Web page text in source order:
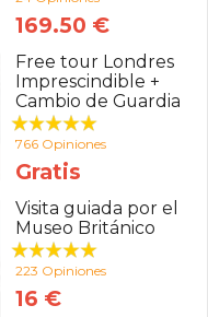
169.50 €
Free tour Londres
Imprescindible +
Cambio de Guardia
766 Opiniones
Gratis
Visita guiada por el
Museo Británico
223 Opiniones
16 €